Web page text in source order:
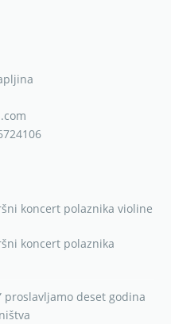
koncert polaznika violine
koncert polaznika
proslavljamo deset godina